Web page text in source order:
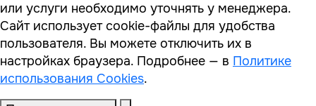
или услуги необходимо уточнять у менеджера.
Сайт использует cookie-файлы для удобства
пользователя. Вы можете отключить их в
настройках браузера. Подробнее — в Политике
использования Cookies.